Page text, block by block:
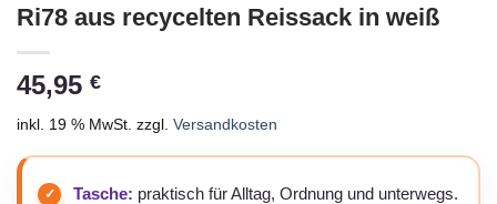
Ri78 aus recycelten Reissack in weiß
45,95 €
inkl. 19 % MwSt. zzgl. Versandkosten
Tasche: praktisch für Alltag, Ordnung und unterwegs.